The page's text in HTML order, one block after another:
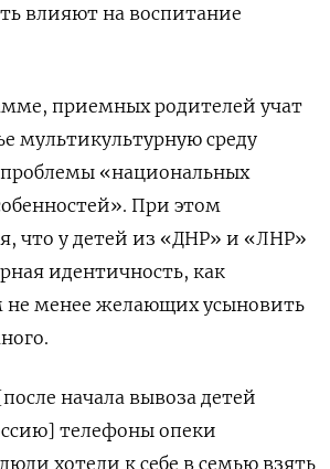
влияют на воспитание
приемных родителей учат
мультикультурную среду
«национальных
При этом
что у детей из «ДНР» и «ЛНР»
идентичность, как
не менее желающих усыновить
начала вывоза детей
телефоны опеки
хотели к себе в семью взять